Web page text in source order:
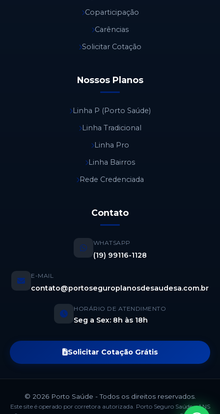
Coparticipação
Carências
Solicitar Cotação
Nossos Planos
Linha P (Porto Saúde)
Linha Tradicional
Linha Pro
Linha Bairros
Rede Credenciada
Contato
WHATSAPP
(19) 99116-1128
E-MAIL
contato@portoseguroplanosdesaudesa.com.br
HORÁRIO DE ATENDIMENTO
Seg a Sex: 8h às 18h
Solicitar Cotação Grátis
© 2026 Porto Saúde - Todos os direitos reservados.
Este site é operado por corretora autorizada. Porto Seguro Saúde - ANS